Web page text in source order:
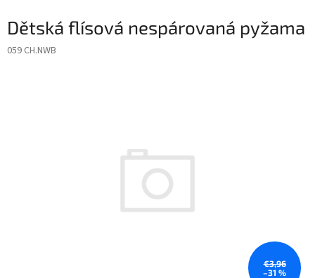
Dětská flísová nespárovaná pyžama
059 CH.NWB
€3,96
–31 %